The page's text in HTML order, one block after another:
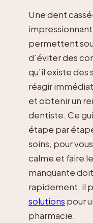
Une dent
permettent
d’éviter des
qu’il existe
réagir
et obtenir un
dentiste. Ce
étape par
soins, pour
calme et faire
manquante
rapidement, il
solutions pour
pharmacie.